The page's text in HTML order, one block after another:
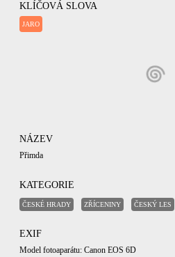
KLÍČOVÁ SLOVA
JARO
NÁZEV
Přimda
KATEGORIE
ČESKÉ HRADY ZŘÍCENINY ČESKÝ LES
EXIF
Model fotoaparátu: Canon EOS 6D